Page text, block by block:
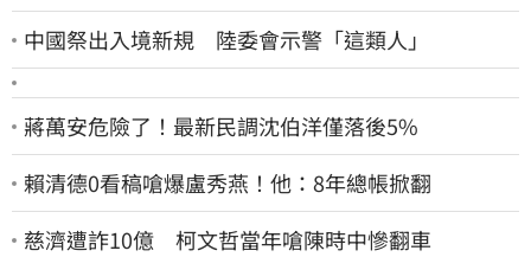
中國祭出入境新規 陸委會示警「這類人」
蔣萬安危險了！最新民調沈伯洋僅落後5%
賴清德0看稿嗆爆盧秀燕！他：8年總帳掀翻
慈濟遭詐10億 柯文哲當年嗆陳時中慘翻車